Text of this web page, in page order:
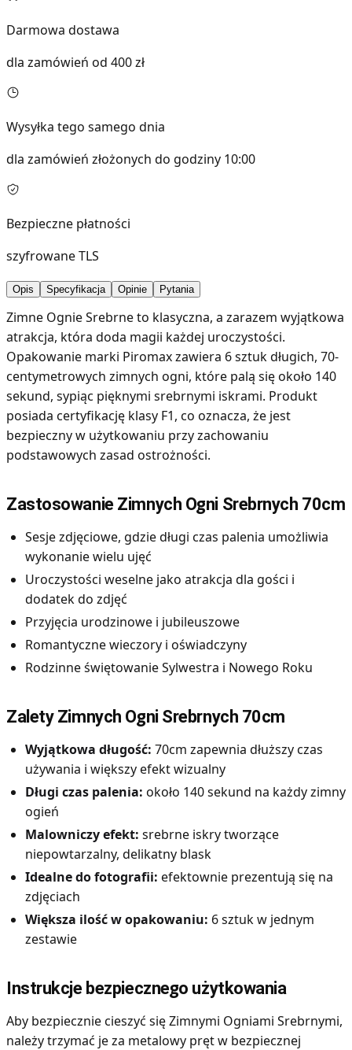
Darmowa dostawa
dla zamówień od 400 zł
Wysyłka tego samego dnia
dla zamówień złożonych do godziny 10:00
Bezpieczne płatności
szyfrowane TLS
Opis Specyfikacja Opinie Pytania
Zimne Ognie Srebrne to klasyczna, a zarazem wyjątkowa
atrakcja, która doda magii każdej uroczystości.
Opakowanie marki Piromax zawiera 6 sztuk długich, 70-
centymetrowych zimnych ogni, które palą się około 140
sekund, sypiąc pięknymi srebrnymi iskrami. Produkt
posiada certyfikację klasy F1, co oznacza, że jest
bezpieczny w użytkowaniu przy zachowaniu
podstawowych zasad ostrożności.
Zastosowanie Zimnych Ogni Srebrnych 70cm
Sesje zdjęciowe, gdzie długi czas palenia umożliwia
wykonanie wielu ujęć
Uroczystości weselne jako atrakcja dla gości i
dodatek do zdjęć
Przyjęcia urodzinowe i jubileuszowe
Romantyczne wieczory i oświadczyny
Rodzinne świętowanie Sylwestra i Nowego Roku
Zalety Zimnych Ogni Srebrnych 70cm
Wyjątkowa długość: 70cm zapewnia dłuższy czas
używania i większy efekt wizualny
Długi czas palenia: około 140 sekund na każdy zimny
ogień
Malowniczy efekt: srebrne iskry tworzące
niepowtarzalny, delikatny blask
Idealne do fotografii: efektownie prezentują się na
zdjęciach
Większa ilość w opakowaniu: 6 sztuk w jednym
zestawie
Instrukcje bezpiecznego użytkowania
Aby bezpiecznie cieszyć się Zimnymi Ogniami Srebrnymi,
należy trzymać je za metalowy pręt w bezpiecznej